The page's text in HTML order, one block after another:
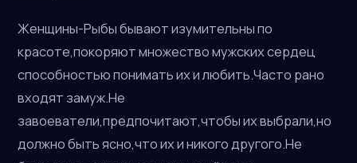
Женщины-Рыбы бывают изумительны по
красоте,покоряют множество мужских сердец
способностью понимать их и любить.Часто рано
входят замуж.Не
завоеватели,предпочитают,чтобы их выбрали,но
должно быть ясно,что их и никого другого.Не